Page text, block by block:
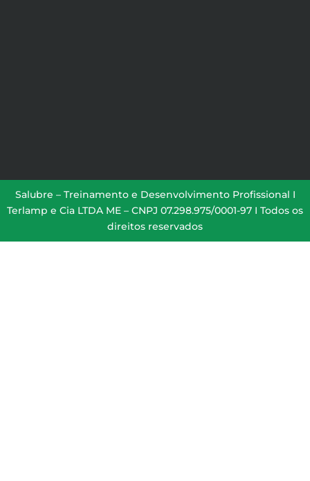
Salubre – Treinamento e Desenvolvimento Profissional I
Terlamp e Cia LTDA ME – CNPJ 07.298.975/0001-97 I Todos os
direitos reservados